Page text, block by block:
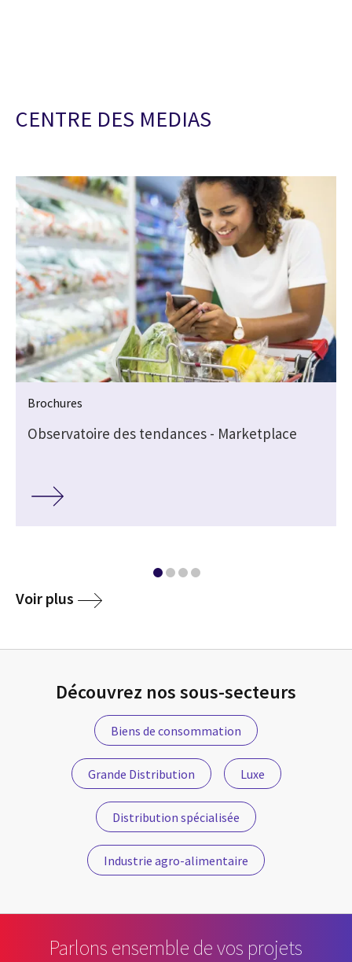
CENTRE DES MEDIAS
Brochures
Observatoire des tendances - Marketplace
Voir plus media
Découvrez nos sous-secteurs
Biens de consommation
Grande Distribution Luxe
Distribution spécialisée
Industrie agro-alimentaire
Parlons ensemble de vos projets